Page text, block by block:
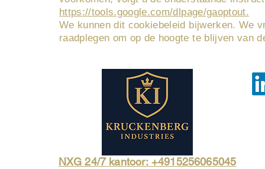
https://tools.google.com/dlpage/gaoptout.
We kunnen dit cookiebeleid bijwerken. We
raadplegen om op de hoogte te blijven van
NXG 24/7 kantoor: +4915256065045